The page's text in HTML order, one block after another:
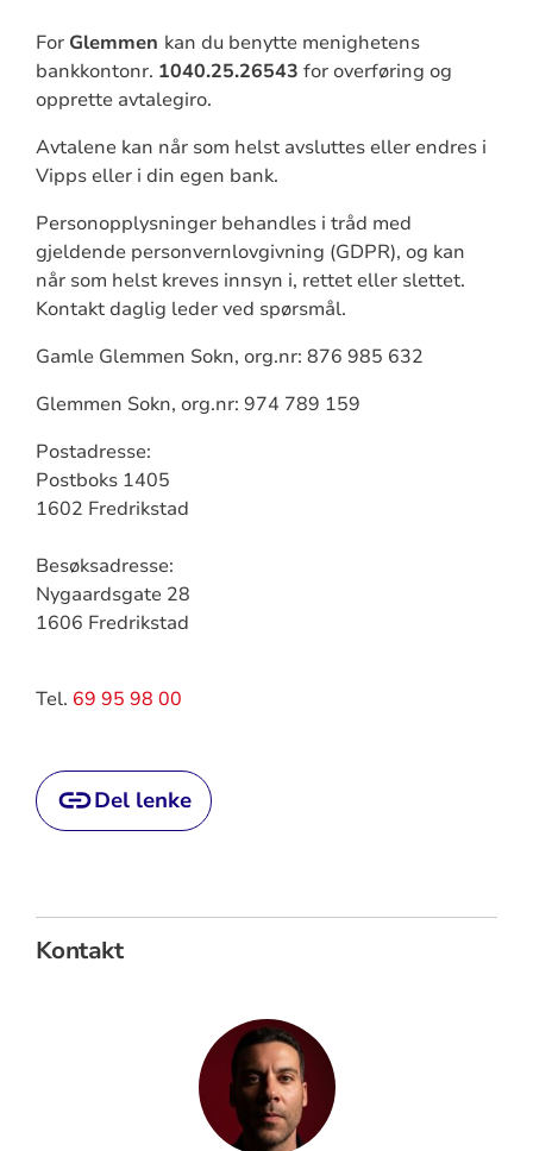
For Glemmen kan du benytte menighetens
bankkontonr. 1040.25.26543 for overføring og
opprette avtalegiro.
Avtalene kan når som helst avsluttes eller endres i
Vipps eller i din egen bank.
Personopplysninger behandles i tråd med
gjeldende personvernlovgivning (GDPR), og kan
når som helst kreves innsyn i, rettet eller slettet.
Kontakt daglig leder ved spørsmål.
Gamle Glemmen Sokn, org.nr: 876 985 632
Glemmen Sokn, org.nr: 974 789 159
Postadresse:
Postboks 1405
1602 Fredrikstad
Besøksadresse:
Nygaardsgate 28
1606 Fredrikstad
Tel. 69 95 98 00
Del lenke
Kontakt